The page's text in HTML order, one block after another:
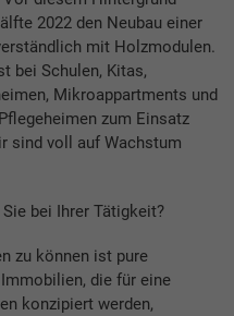
2022 den Neubau einer
mit Holzmodulen.
bei Schulen, Kitas,
Mikroappartments und
zum Einsatz
sind voll auf Wachstum
bei Ihrer Tätigkeit?
zu können ist pure
die für eine
konzipiert werden,